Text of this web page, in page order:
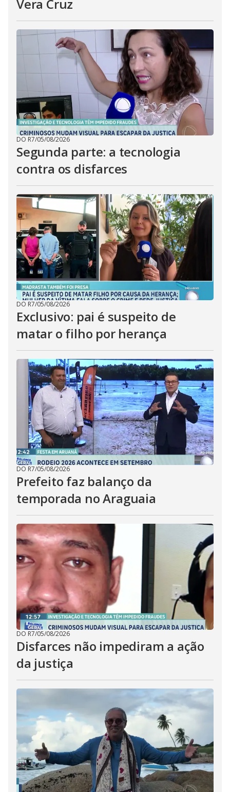
Vera Cruz
DO R7/05/08/2026
Segunda parte: a tecnologia
contra os disfarces
DO R7/05/08/2026
Exclusivo: pai é suspeito de
matar o filho por herança
DO R7/05/08/2026
Prefeito faz balanço da
temporada no Araguaia
DO R7/05/08/2026
Disfarces não impediram a ação
da justiça